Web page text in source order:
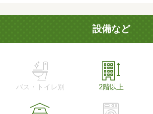
設備など
バス・トイレ別 2階以上